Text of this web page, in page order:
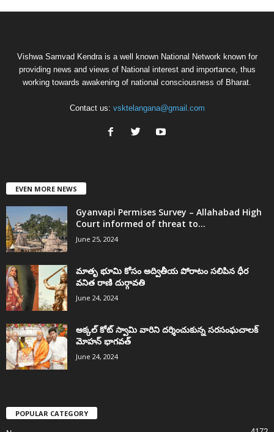
Vishwa Samvad Kendra is a well known National Network known for
providing news and views of National interest and importance, thus
working towards awakening of national consciousness of Bharat.
Contact us: vsktelangana@gmail.com
EVEN MORE NEWS
Gyanvapi Permises Survey – Allahabad High
Court informed of threat to...
June 25, 2024
మాతృ భూమి కోసం అద్వితీయ పోరాటం సలిపిన ధీర
వనిత రాణి దుర్గావతి
June 24, 2024
అక్కల్‌ కోట్‌ స్వామి వారిని దర్శించుకున్న సరసంఘచాలక్
మోహన్ భాగవత్
June 24, 2024
POPULAR CATEGORY